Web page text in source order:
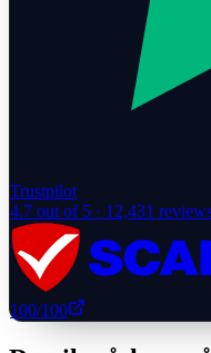
Trustpilot
4.7 out of 5 · 12,431
100/100